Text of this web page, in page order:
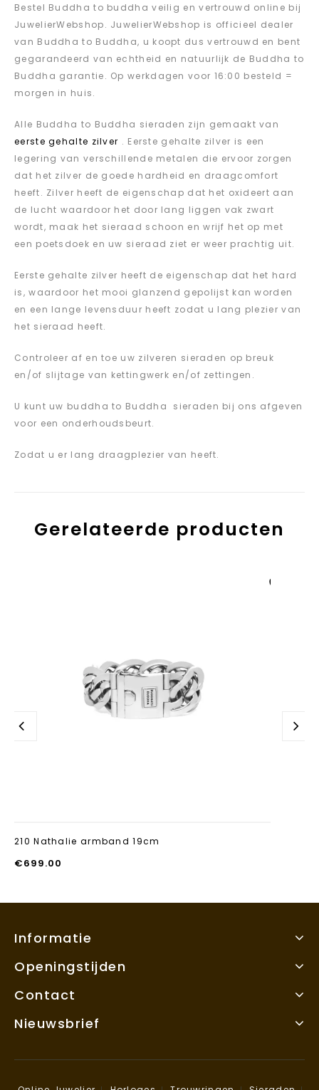
Bestel Buddha to buddha veilig en vertrouwd online bij
JuwelierWebshop. JuwelierWebshop is officieel dealer
van Buddha to Buddha, u koopt dus vertrouwd en bent
gegarandeerd van echtheid en natuurlijk de Buddha to
Buddha garantie. Op werkdagen voor 16:00 besteld =
morgen in huis.
Alle Buddha to Buddha sieraden zijn gemaakt van
eerste gehalte zilver . Eerste gehalte zilver is een
legering van verschillende metalen die ervoor zorgen
dat het zilver de goede hardheid en draagcomfort
heeft. Zilver heeft de eigenschap dat het oxideert aan
de lucht waardoor het door lang liggen vak zwart
wordt, maak het sieraad schoon en wrijf het op met
een poetsdoek en uw sieraad ziet er weer prachtig uit.
Eerste gehalte zilver heeft de eigenschap dat het hard
is, waardoor het mooi glanzend gepolijst kan worden
en een lange levensduur heeft zodat u lang plezier van
het sieraad heeft.
Controleer af en toe uw zilveren sieraden op breuk
en/of slijtage van kettingwerk en/of zettingen.
U kunt uw buddha to Buddha sieraden bij ons afgeven
voor een onderhoudsbeurt.
Zodat u er lang draagplezier van heeft.
Gerelateerde producten
210 Nathalie armband 19cm
€699.00
Informatie
Openingstijden
Contact
Nieuwsbrief